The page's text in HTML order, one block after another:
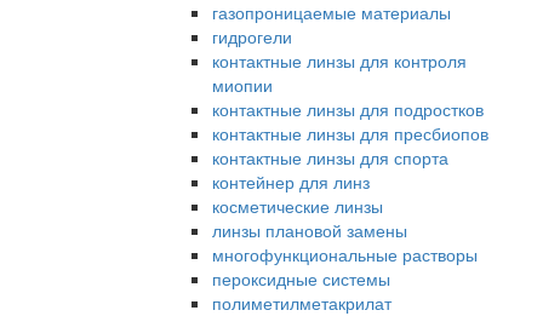
газопроницаемые материалы
гидрогели
контактные линзы для контроля
миопии
контактные линзы для подростков
контактные линзы для пресбиопов
контактные линзы для спорта
контейнер для линз
косметические линзы
линзы плановой замены
многофункциональные растворы
пероксидные системы
полиметилметакрилат